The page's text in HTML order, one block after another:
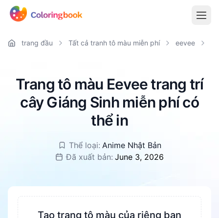
trang đầu Tất cả tranh tô màu miễn phí eevee
Trang tô màu Eevee trang trí
cây Giáng Sinh miễn phí có
thể in
Thể loại: Anime Nhật Bản
Đã xuất bản: June 3, 2026
Tạo trang tô màu của riêng bạn